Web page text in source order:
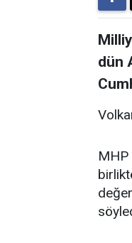
dün
MHP